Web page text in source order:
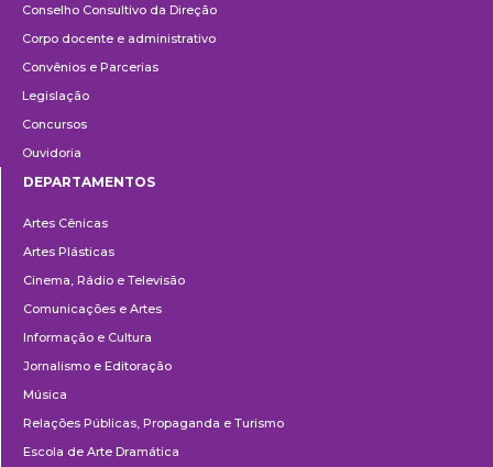
Conselho Consultivo da Direção
Corpo docente e administrativo
Convênios e Parcerias
Legislação
Concursos
Ouvidoria
DEPARTAMENTOS
Artes Cênicas
Artes Plásticas
Cinema, Rádio e Televisão
Comunicações e Artes
Informação e Cultura
Jornalismo e Editoração
Música
Relações Públicas, Propaganda e Turismo
Escola de Arte Dramática